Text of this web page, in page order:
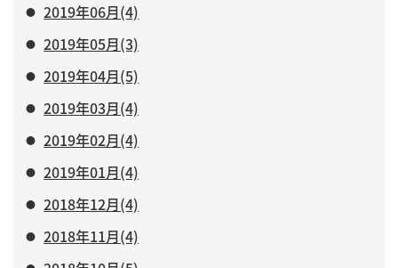
2019年06月(4)
2019年05月(3)
2019年04月(5)
2019年03月(4)
2019年02月(4)
2019年01月(4)
2018年12月(4)
2018年11月(4)